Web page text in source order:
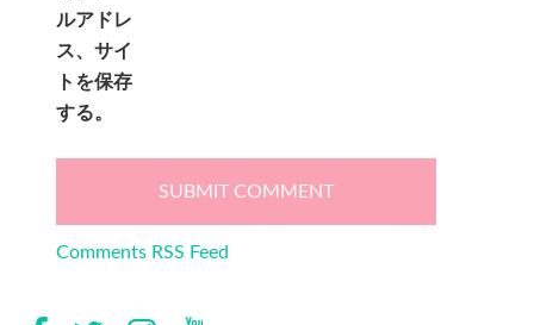
ルアドレ
ス、サイ
トを保存
する。
Comments RSS Feed